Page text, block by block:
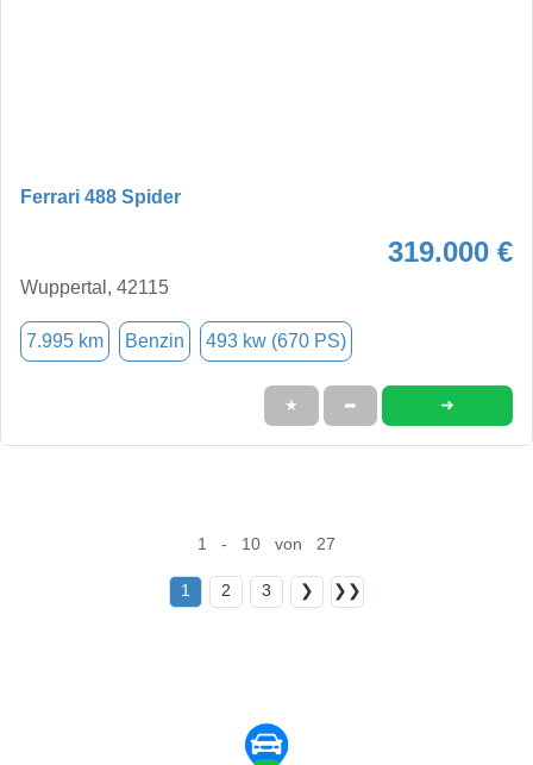
Ferrari 488 Spider
319.000 €
Wuppertal, 42115
7.995 km Benzin 493 kw (670 PS)
★ ➦ ➜
1 - 10 von 27
1 2 3 ❯ ❯❯